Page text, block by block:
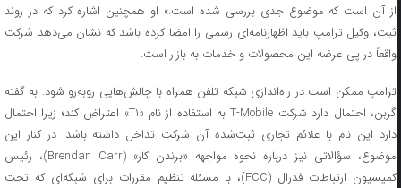
از آن است که موضوع جدی بررسی شده است.» او همچنین اشاره کرد که در روند
ثبت، وکیل ترامپ باید اظهارنامه‌ای رسمی را امضا کرده باشد که نشان می‌دهد شرکت
واقعاً در پی عرضه این محصولات و خدمات به بازار است.
ترامپ ممکن است در راه‌اندازی شبکه تلفن همراه با چالش‌هایی روبه‌رو شود. به گفته
گربن، احتمال دارد شرکت T-Mobile به استفاده از نام «T1» اعتراض کند؛ زیرا احتمال
دارد این نام با علائم تجاری ثبت‌شده آن شرکت تداخل داشته باشد. در کنار این
موضوع، سؤالاتی نیز درباره نحوه مواجهه «برندن کار» (Brendan Carr)، رئیس
کمیسیون ارتباطات فدرال (FCC)، با مسئله تنظیم مقررات برای شبکه‌ای که تحت